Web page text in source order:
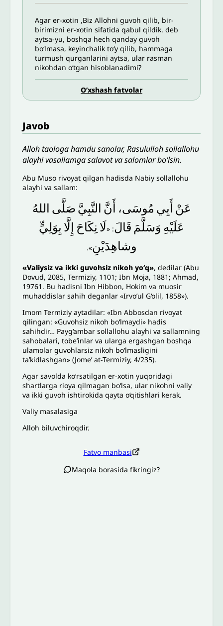
Agar er-xotin ,Biz Allohni guvoh qilib, bir-
birimizni er-xotin sifatida qabul qildik. deb
aytsa-yu, boshqa hech qanday guvoh
bo‘lmasa, keyinchalik to‘y qilib, hammaga
turmush qurganlarini aytsa, ular rasman
nikohdan o‘tgan hisoblanadimi?
O’xshash fatvolar
Javob
Alloh taologa hamdu sanolar, Rasululloh sollallohu
alayhi vasallamga salavot va salomlar bo‘lsin.
Abu Muso rivoyat qilgan hadisda Nabiy sollallohu
alayhi va sallam:
عَنْ أَبِي مُوسَى، أَنَّ النَّبِيَّ صَلَّى اللهُ
عَلَيْهِ وَسَلَّمَ قَالَ: «لَا نِكَاحَ إِلَّا بِوَلِيٍّ
وشاهِدَيْنِ».
«Valiysiz va ikki guvohsiz nikoh yoʻq», dedilar (Abu
Dovud, 2085, Termiziy, 1101; Ibn Moja, 1881; Ahmad,
19761. Bu hadisni Ibn Hibbon, Hokim va muosir
muhaddislar sahih deganlar «Irvo’ul G‘olil, 1858»).
Imom Termiziy aytadilar: «Ibn Abbosdan rivoyat
qilingan: «Guvohsiz nikoh bo‘lmaydi» hadis
sahihdir… Payg‘ambar sollallohu alayhi va sallamning
sahobalari, tobe’inlar va ularga ergashgan boshqa
ulamolar guvohlarsiz nikoh bo‘lmasligini
ta’kidlashgan» (Jome’ at-Termiziy, 4/235).
Agar savolda ko‘rsatilgan er-xotin yuqoridagi
shartlarga rioya qilmagan bo‘lsa, ular nikohni valiy
va ikki guvoh ishtirokida qayta o‘qitishlari kerak.
Valiy masalasiga
Alloh biluvchiroqdir.
Fatvo manbasi
Maqola borasida fikringiz?